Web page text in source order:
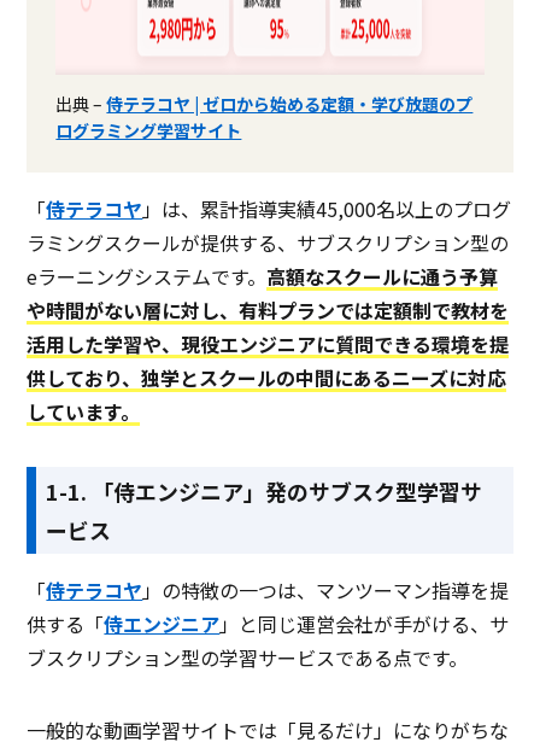
ソフト種別
推奨環境
ニングシステ…
クラウド型ソフト
PCブラウザスマートフォ
ンブラウザ
クラウド型ソフト
PCブラウザスマートフォ
ンブラウザiOSアプリ
Androidアプリ
クラ
PCブ
ンブ
出典 –侍テラコヤ | ゼロから始める定額・学び放題のプ
ログラミング学習サイト
「侍テラコヤ」は、累計指導実績45,000名以上のプログ
ラミングスクールが提供する、サブスクリプション型の
eラーニングシステムです。 高額なスクールに通う予算
や時間がない層に対し、有料プランでは定額制で教材を
活用した学習や、現役エンジニアに質問できる環境を提
供しており、独学とスクールの中間にあるニーズに対応
しています。
1-1. 「侍エンジニア」発のサブスク型学習サ
ービス
「侍テラコヤ」の特徴の一つは、マンツーマン指導を提
供する「侍エンジニア」と同じ運営会社が手がける、サ
ブスクリプション型の学習サービスである点です。
一般的な動画学習サイトでは「見るだけ」になりがちな